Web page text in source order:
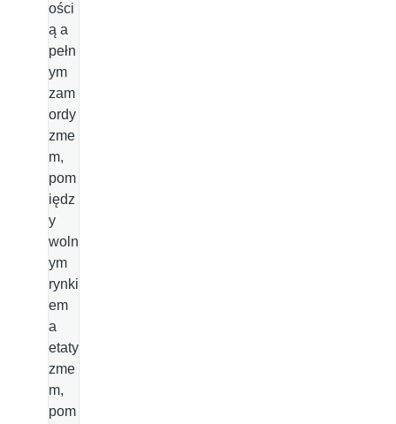
ości
ą a
pełn
ym
zam
ordy
zme
m,
pom
iędz
y
woln
ym
rynki
em
a
etaty
zme
m,
pom